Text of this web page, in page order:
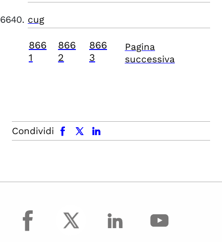
cug
866
1
866
2
866
3
Pagina
successiva
Condividi
facebook x.com linkedin
facebook